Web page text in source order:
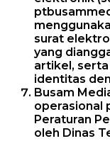
surat
yang
artikel,
identitas
Busam
operasional
Peraturan
oleh Dinas